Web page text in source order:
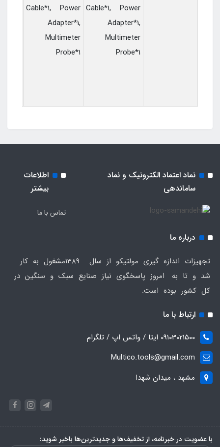
Cable*1, Power
Adapter*1,
Multimeter
Probe*1
Cable*1, Power
Adapter*1,
Multimeter
Probe*1
نماد اعتماد الکترونیک و نماد
ساماندهی
اطلاعات
بیشتر
تماس با ما
درباره ما
تجهیزات اندازه گیری مولتیکو از سال 1389مشغول به کار
شد و تا به امروز پاسخگوی نیاز صنایع سبک و سنگین در
کل کشور بوده است.
ارتباط با ما
09103021500 ایتا / واتس اپ / تلگرام
Multico.tools@gmail.com
مشهد ، میدان شهدا
با عضویت در خبرنامه، از تخفیف‌ها و جدیدترین‌ها باخبر شوید: